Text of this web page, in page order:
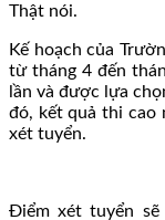
Thật nói.
Kế hoạch của
từ tháng 4 đến
lần và được lựa
đó, kết quả thi cao
xét tuyển.
Điểm xét tuyển